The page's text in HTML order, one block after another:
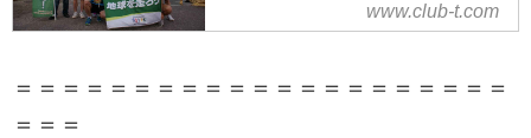
海外有名マラソン大会から国内の
は初心者からベテランまで安心し
www.club-t.com
＝＝＝＝＝＝＝＝＝＝＝＝＝＝＝＝＝＝＝＝＝
＝＝＝